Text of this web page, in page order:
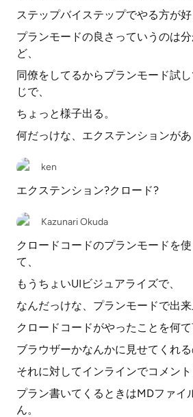
ステップバイステップでやる方が好
プランモードの良さっていうのは
ど、
同僚をしてるからプランモード試
じで、
ちょっと様子出る。
何だっけな、エクステンションがあ
ken
エクステンション?クロード?
Kazunari Okuda
クロードコードのプランモードを
て、
もうちょいUIビジュアライズで、
なんだっけな、プランモードで出来
クロードコードがやったことを何て
ブラウザーかなんかに見せてくれる
それに対してインラインでコメント
プラン書いてくるときはMDファイ
ん。